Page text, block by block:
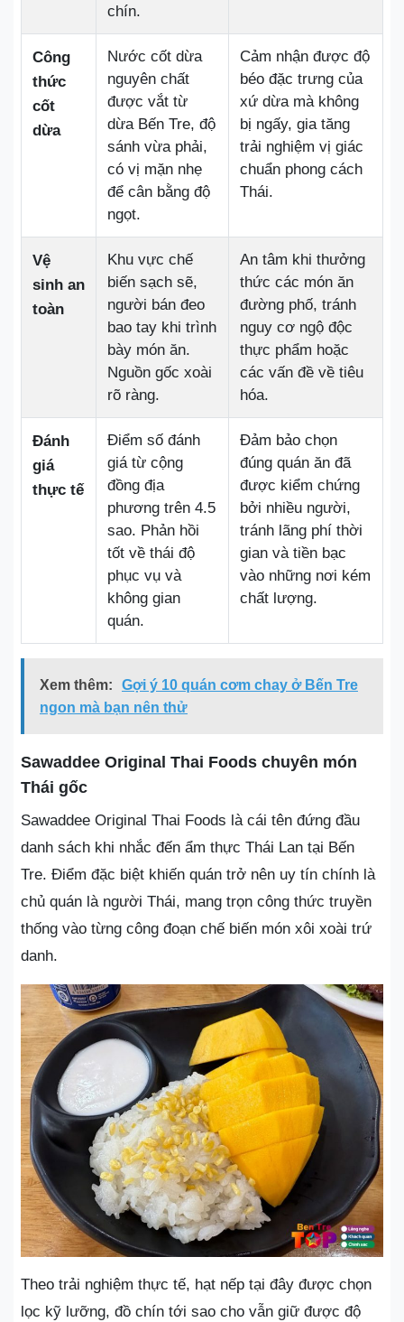
chín.
Công
thức
cốt
dừa
Nước cốt dừa
nguyên chất
được vắt từ
dừa Bến Tre, độ
sánh vừa phải,
có vị mặn nhẹ
để cân bằng độ
ngọt.
Cảm nhận được độ
béo đặc trưng của
xứ dừa mà không
bị ngấy, gia tăng
trải nghiệm vị giác
chuẩn phong cách
Thái.
Vệ
sinh an
toàn
Khu vực chế
biến sạch sẽ,
người bán đeo
bao tay khi trình
bày món ăn.
Nguồn gốc xoài
rõ ràng.
An tâm khi thưởng
thức các món ăn
đường phố, tránh
nguy cơ ngộ độc
thực phẩm hoặc
các vấn đề về tiêu
hóa.
Đánh
giá
thực tế
Điểm số đánh
giá từ cộng
đồng địa
phương trên 4.5
sao. Phản hồi
tốt về thái độ
phục vụ và
không gian
quán.
Đảm bảo chọn
đúng quán ăn đã
được kiểm chứng
bởi nhiều người,
tránh lãng phí thời
gian và tiền bạc
vào những nơi kém
chất lượng.
Xem thêm:
Gợi ý 10 quán cơm chay ở Bến Tre
ngon mà bạn nên thử
Sawaddee Original Thai Foods chuyên món
Thái gốc
Sawaddee Original Thai Foods là cái tên đứng đầu
danh sách khi nhắc đến ẩm thực Thái Lan tại Bến
Tre. Điểm đặc biệt khiến quán trở nên uy tín chính là
chủ quán là người Thái, mang trọn công thức truyền
thống vào từng công đoạn chế biến món xôi xoài trứ
danh.
Theo trải nghiệm thực tế, hạt nếp tại đây được chọn
lọc kỹ lưỡng, đồ chín tới sao cho vẫn giữ được độ